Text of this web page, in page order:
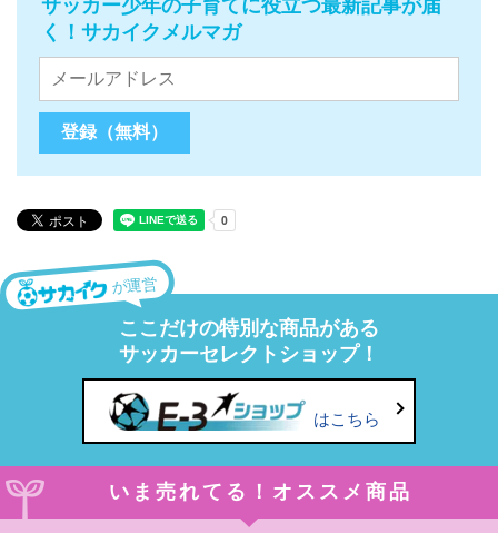
サッカー少年の子育てに役立つ最新記事が届
く！サカイクメルマガ
が運営
ここだけの特別な商品がある
サッカーセレクトショップ！
はこちら
いま売れてる！オススメ商品